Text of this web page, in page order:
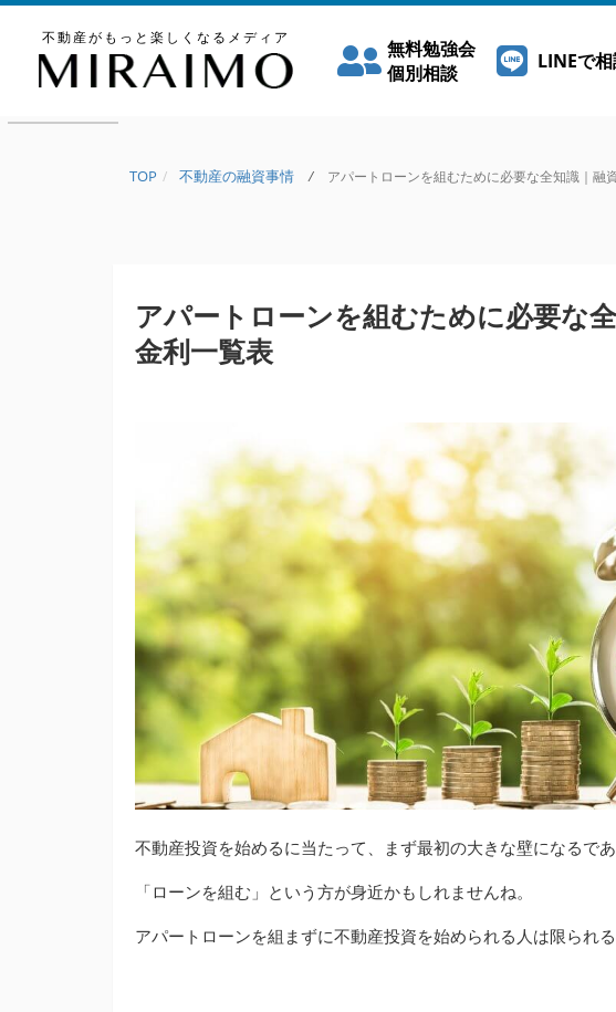
不動産がもっと楽しくなるメディア
無料勉強会
個別相談
LINEで
TOP 不動産の融資事情 / アパートローンを組むために必要な全知識｜
アパートローンを組むために必要な
金利一覧表
不動産投資を始めるに当たって、まず最初の大きな壁になるで
「ローンを組む」という方が身近かもしれませんね。
アパートローンを組まずに不動産投資を始められる人は限られる